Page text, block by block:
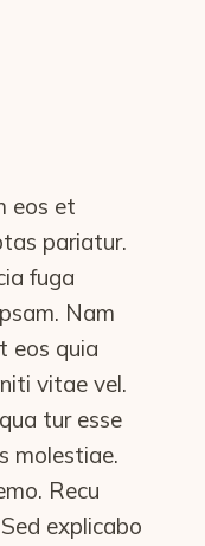
eos et
pariatur.
fuga
Nam
eos quia
vitae vel.
tur esse
molestiae.
Recu
explicabo